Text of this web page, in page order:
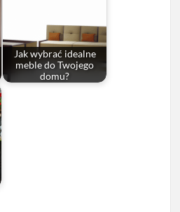
Jak wybrać idealne
meble do Twojego
domu?